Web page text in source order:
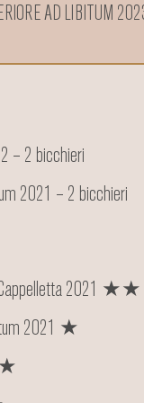
AD LIBITUM
– 2 bicchieri
2021 – 2 bicchieri
Cappelletta 2021 ★★
2021 ★
★